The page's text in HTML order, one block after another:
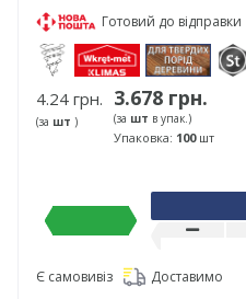
Готовий до відправки
4.24 грн.
(за шт )
3.678 грн.
(за шт в упак.)
Упаковка: 100шт
Є самовивіз Доставимо